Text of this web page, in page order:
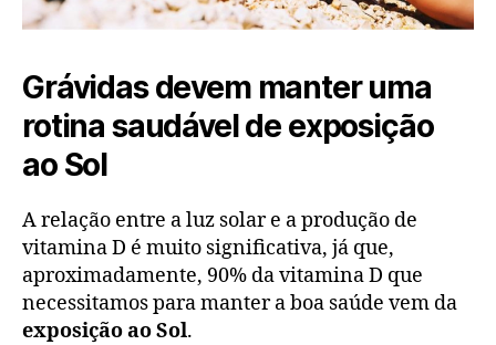
Grávidas devem manter uma
rotina saudável de exposição
ao Sol
A relação entre a luz solar e a produção de
vitamina D é muito significativa, já que,
aproximadamente, 90% da vitamina D que
necessitamos para manter a boa saúde vem da
exposição ao Sol.